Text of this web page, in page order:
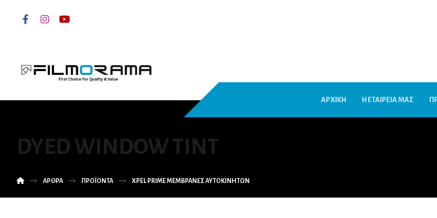
ΑΡΧΙΚΗ Η ΕΤΑΙΡΕΙΑ ΜΑΣ
DYED WINDOW TINT
ΆΡΘΡΑ ΠΡΟΪΌΝΤΑ XPEL PRIME ΜΕΜΒΡΑΝΕΣ ΑΥΤΟΚΙΝΗΤΩΝ